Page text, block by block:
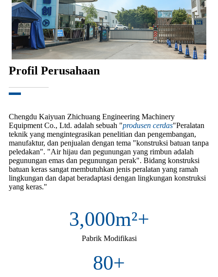
Profil Perusahaan
Chengdu Kaiyuan Zhichuang Engineering Machinery
Equipment Co., Ltd. adalah sebuah "produsen cerdas"Peralatan
teknik yang mengintegrasikan penelitian dan pengembangan,
manufaktur, dan penjualan dengan tema "konstruksi batuan tanpa
peledakan". "Air hijau dan pegunungan yang rimbun adalah
pegunungan emas dan pegunungan perak". Bidang konstruksi
batuan keras sangat membutuhkan jenis peralatan yang ramah
lingkungan dan dapat beradaptasi dengan lingkungan konstruksi
yang keras."
3,000m²+
Pabrik Modifikasi
80+